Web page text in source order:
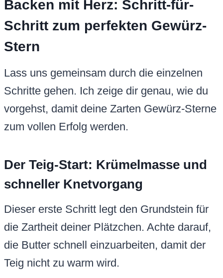
Backen mit Herz: Schritt-für-
Schritt zum perfekten Gewürz-
Stern
Lass uns gemeinsam durch die einzelnen
Schritte gehen. Ich zeige dir genau, wie du
vorgehst, damit deine Zarten Gewürz-Sterne
zum vollen Erfolg werden.
Der Teig-Start: Krümelmasse und
schneller Knetvorgang
Dieser erste Schritt legt den Grundstein für
die Zartheit deiner Plätzchen. Achte darauf,
die Butter schnell einzuarbeiten, damit der
Teig nicht zu warm wird.